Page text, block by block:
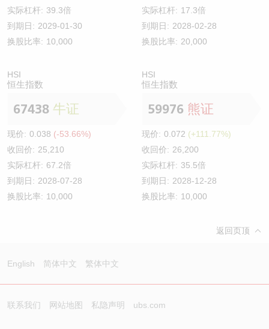
实际杠杆: 39.3倍
到期日: 2029-01-30
换股比率: 10,000
实际杠杆: 17.3倍
到期日: 2028-02-28
换股比率: 20,000
HSI
恒生指数
67438 牛证
现价: 0.038 (-53.66%)
收回价: 25,210
实际杠杆: 67.2倍
到期日: 2028-07-28
换股比率: 10,000
HSI
恒生指数
59976 熊证
现价: 0.072 (+111.77%)
收回价: 26,200
实际杠杆: 35.5倍
到期日: 2028-12-28
换股比率: 10,000
返回页顶
English 简体中文 繁体中文
联系我们 网站地图 私隐声明 ubs.com